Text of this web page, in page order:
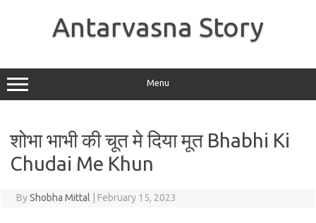
Antarvasna Story
Menu
शोभा भाभी की चूत मे दिया मूत Bhabhi Ki
Chudai Me Khun
ByShobha Mittal February 15, 2023